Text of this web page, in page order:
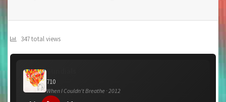
347 total views
710
When I Couldn't Breathe · 2012